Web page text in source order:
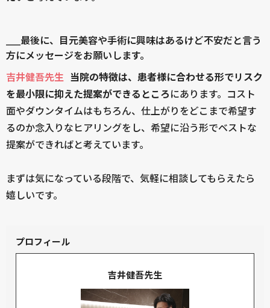
____最後に、目元美容や手術に興味はあるけど不安だと言う
方にメッセージをお願いします。
吉井健吾先生
当院の特徴は、患者様に合わせる形でリスク
を最小限に抑えた提案ができるところ にあります。コスト
面やダウンタイムはもちろん、仕上がりをどこまで希望す
るのか念入りなヒアリングをし、希望に沿う形でベストな
提案ができればと考えています。
まずは気になっている段階で、気軽に相談してもらえたら
嬉しいです。
プロフィール
吉井健吾先生